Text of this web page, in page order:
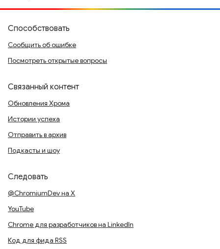
Способствовать
Сообщить об ошибке
Посмотреть открытые вопросы
Связанный контент
Обновления Хрома
Истории успеха
Отправить в архив
Подкасты и шоу
Следовать
@ChromiumDev на X
YouTube
Chrome для разработчиков на LinkedIn
Код для фида RSS